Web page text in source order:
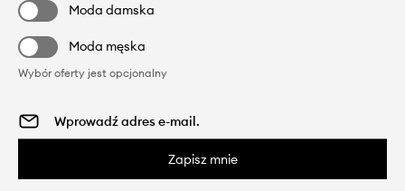
Moda damska
Moda męska
Wybór oferty jest opcjonalny
Zapisz mnie